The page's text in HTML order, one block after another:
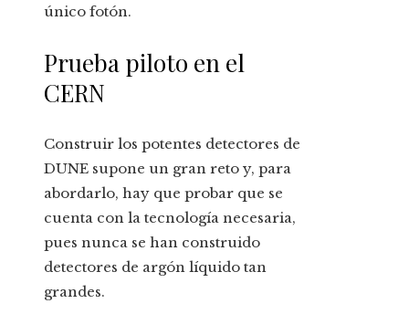
único fotón.
Prueba piloto en el
CERN
Construir los potentes detectores de
DUNE supone un gran reto y, para
abordarlo, hay que probar que se
cuenta con la tecnología necesaria,
pues nunca se han construido
detectores de argón líquido tan
grandes.